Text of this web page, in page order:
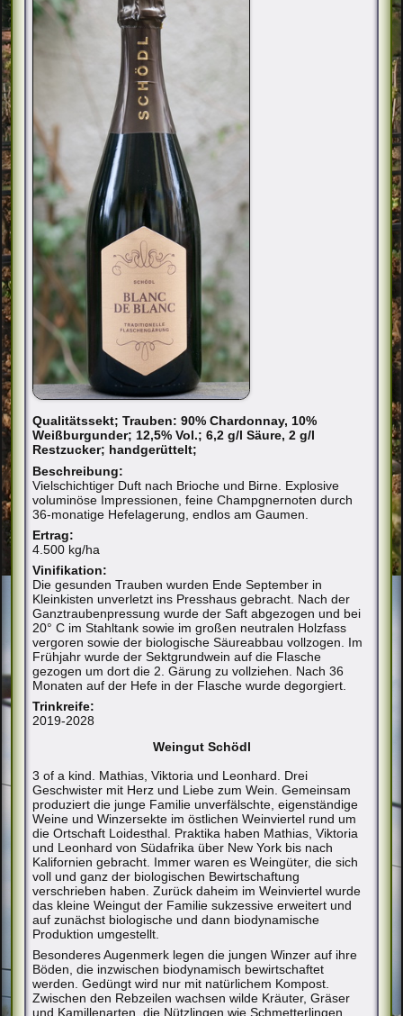
Qualitätssekt; Trauben: 90% Chardonnay, 10%
Weißburgunder; 12,5% Vol.; 6,2 g/l Säure, 2 g/l
Restzucker; handgerüttelt;
Beschreibung:
Vielschichtiger Duft nach Brioche und Birne. Explosive
voluminöse Impressionen, feine Champgnernoten durch
36-monatige Hefelagerung, endlos am Gaumen.
Ertrag:
4.500 kg/ha
Vinifikation:
Die gesunden Trauben wurden Ende September in
Kleinkisten unverletzt ins Presshaus gebracht. Nach der
Ganztraubenpressung wurde der Saft abgezogen und bei
20° C im Stahltank sowie im großen neutralen Holzfass
vergoren sowie der biologische Säureabbau vollzogen. Im
Frühjahr wurde der Sektgrundwein auf die Flasche
gezogen um dort die 2. Gärung zu vollziehen. Nach 36
Monaten auf der Hefe in der Flasche wurde degorgiert.
Trinkreife:
2019-2028
Weingut Schödl
3 of a kind. Mathias, Viktoria und Leonhard. Drei
Geschwister mit Herz und Liebe zum Wein. Gemeinsam
produziert die junge Familie unverfälschte, eigenständige
Weine und Winzersekte im östlichen Weinviertel rund um
die Ortschaft Loidesthal. Praktika haben Mathias, Viktoria
und Leonhard von Südafrika über New York bis nach
Kalifornien gebracht. Immer waren es Weingüter, die sich
voll und ganz der biologischen Bewirtschaftung
verschrieben haben. Zurück daheim im Weinviertel wurde
das kleine Weingut der Familie sukzessive erweitert und
auf zunächst biologische und dann biodynamische
Produktion umgestellt.
Besonderes Augenmerk legen die jungen Winzer auf ihre
Böden, die inzwischen biodynamisch bewirtschaftet
werden. Gedüngt wird nur mit natürlichem Kompost.
Zwischen den Rebzeilen wachsen wilde Kräuter, Gräser
und Kamillenarten, die Nützlingen wie Schmetterlingen,